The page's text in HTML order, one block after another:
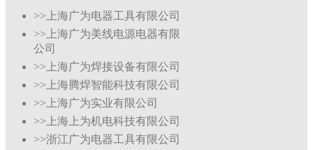
>>上海广为电器工具有限公司
>>上海广为美线电源电器有限
公司
>>上海广为焊接设备有限公司
>>上海腾焊智能科技有限公司
>>上海广为实业有限公司
>>上海上为机电科技有限公司
>>浙江广为电器工具有限公司